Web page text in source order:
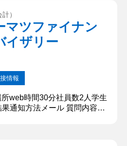
活動しているため、今後父の
くなってしまいます。 そのた
）
マツファイナン
イザリー
情報
web時間30分社員数2人学生
通知方法メール 質問内容・